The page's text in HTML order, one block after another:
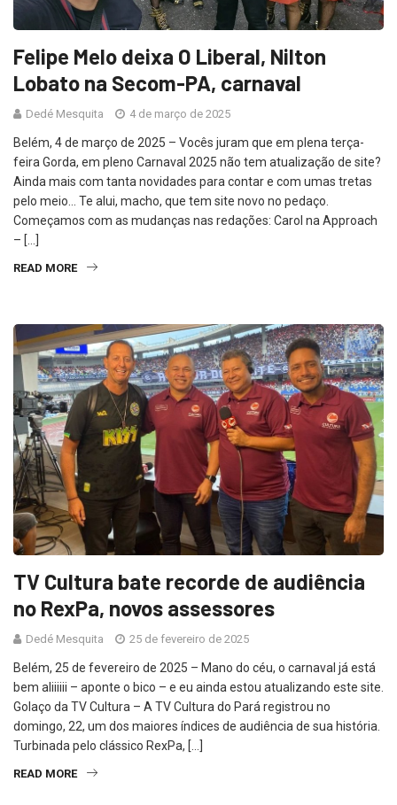
Felipe Melo deixa O Liberal, Nilton
Lobato na Secom-PA, carnaval
Dedé Mesquita 4 de março de 2025
Belém, 4 de março de 2025 – Vocês juram que em plena terça-
feira Gorda, em pleno Carnaval 2025 não tem atualização de site?
Ainda mais com tanta novidades para contar e com umas tretas
pelo meio… Te alui, macho, que tem site novo no pedaço.
Começamos com as mudanças nas redações: Carol na Approach
– […]
READ MORE
TV Cultura bate recorde de audiência
no RexPa, novos assessores
Dedé Mesquita 25 de fevereiro de 2025
Belém, 25 de fevereiro de 2025 – Mano do céu, o carnaval já está
bem aliiiiii – aponte o bico – e eu ainda estou atualizando este site.
Golaço da TV Cultura – A TV Cultura do Pará registrou no
domingo, 22, um dos maiores índices de audiência de sua história.
Turbinada pelo clássico RexPa, […]
READ MORE